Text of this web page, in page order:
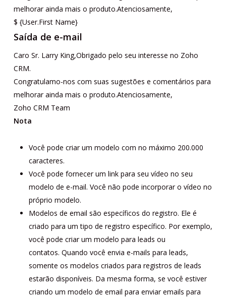
melhorar ainda mais o produto.Atenciosamente,
$ {User.First Name}
Saída de e-mail
Caro Sr. Larry King,Obrigado pelo seu interesse no Zoho
CRM.
Congratulamo-nos com suas sugestões e comentários para
melhorar ainda mais o produto.Atenciosamente,
Zoho CRM Team
Nota
Você pode criar um modelo com no máximo 200.000
caracteres.
Você pode fornecer um link para seu vídeo no seu
modelo de e-mail. Você não pode incorporar o vídeo no
próprio modelo.
Modelos de email são específicos do registro. Ele é
criado para um tipo de registro específico. Por exemplo,
você pode criar um modelo para leads ou
contatos. Quando você envia e-mails para leads,
somente os modelos criados para registros de leads
estarão disponíveis. Da mesma forma, se você estiver
criando um modelo de email para enviar emails para